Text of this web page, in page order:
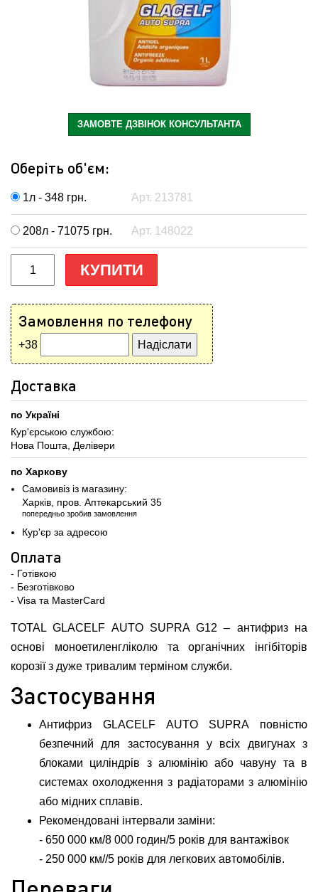
ЗАМОВТЕ ДЗВІНОК КОНСУЛЬТАНТА
Оберіть об'єм:
1л - 348 грн. Арт. 213781
208л - 71075 грн. Арт. 148022
КУПИТИ
Замовлення по телефону
+38
Доставка
по Україні
Кур'єрською службою:
Нова Пошта, Делівери
по Харкову
Самовивіз із магазину:
Харків, пров. Аптекарський 35
попередньо зробив замовлення
Кур'єр за адресою
Оплата
- Готівкою
- Безготівково
- Visa та MasterCard
TOTAL GLAСELF AUTO SUPRA G12 – антифриз на
основі моноетиленгліколю та органічних інгібіторів
корозії з дуже тривалим терміном служби.
Застосування
Антифриз GLACELF AUTO SUPRA повністю
безпечний для застосування у всіх двигунах з
блоками циліндрів з алюмінію або чавуну та в
системах охолодження з радіаторами з алюмінію
або мідних сплавів.
Рекомендовані інтервали заміни:
- 650 000 км/8 000 годин/5 років для вантажівок
- 250 000 км//5 років для легкових автомобілів.